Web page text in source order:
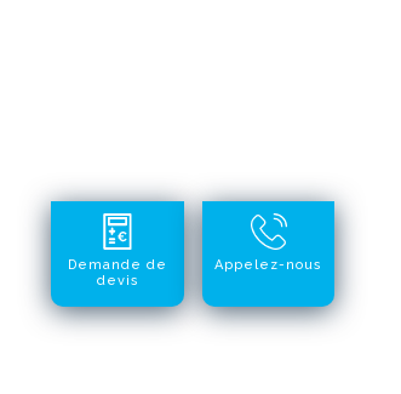
Demande de
devis
Appelez-nous